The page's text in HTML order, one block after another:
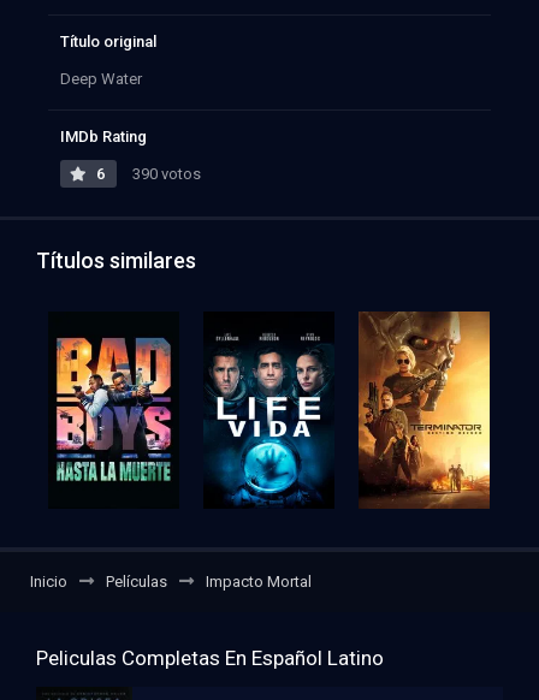
Título original
Deep Water
IMDb Rating
6 390 votos
Títulos similares
Inicio Películas Impacto Mortal
Peliculas Completas En Español Latino